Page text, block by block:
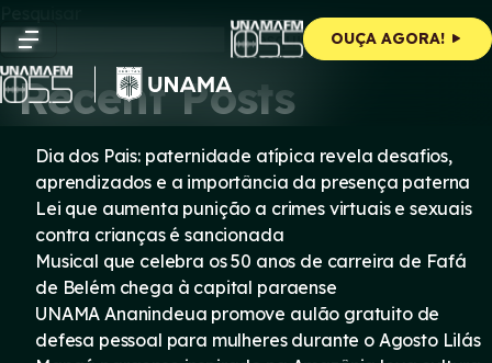
content
OUÇA AGORA!
Pesquisar
Pesquisar
Recent Posts
Dia dos Pais: paternidade atípica revela desafios,
aprendizados e a importância da presença paterna
Lei que aumenta punição a crimes virtuais e sexuais
contra crianças é sancionada
Musical que celebra os 50 anos de carreira de Fafá
de Belém chega à capital paraense
UNAMA Ananindeua promove aulão gratuito de
defesa pessoal para mulheres durante o Agosto Lilás